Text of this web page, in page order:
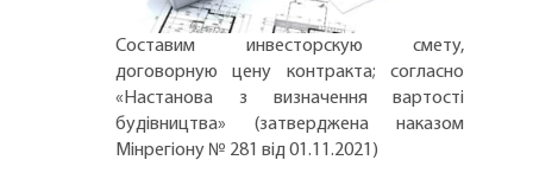
Составим инвесторскую смету,
договорную цену контракта; согласно
«Настанова з визначення вартості
будівництва» (затверджена наказом
Мінрегіону № 281 від 01.11.2021)